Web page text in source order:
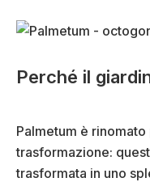
Perché il
Palmetum è
trasformazione:
trasformata in uno